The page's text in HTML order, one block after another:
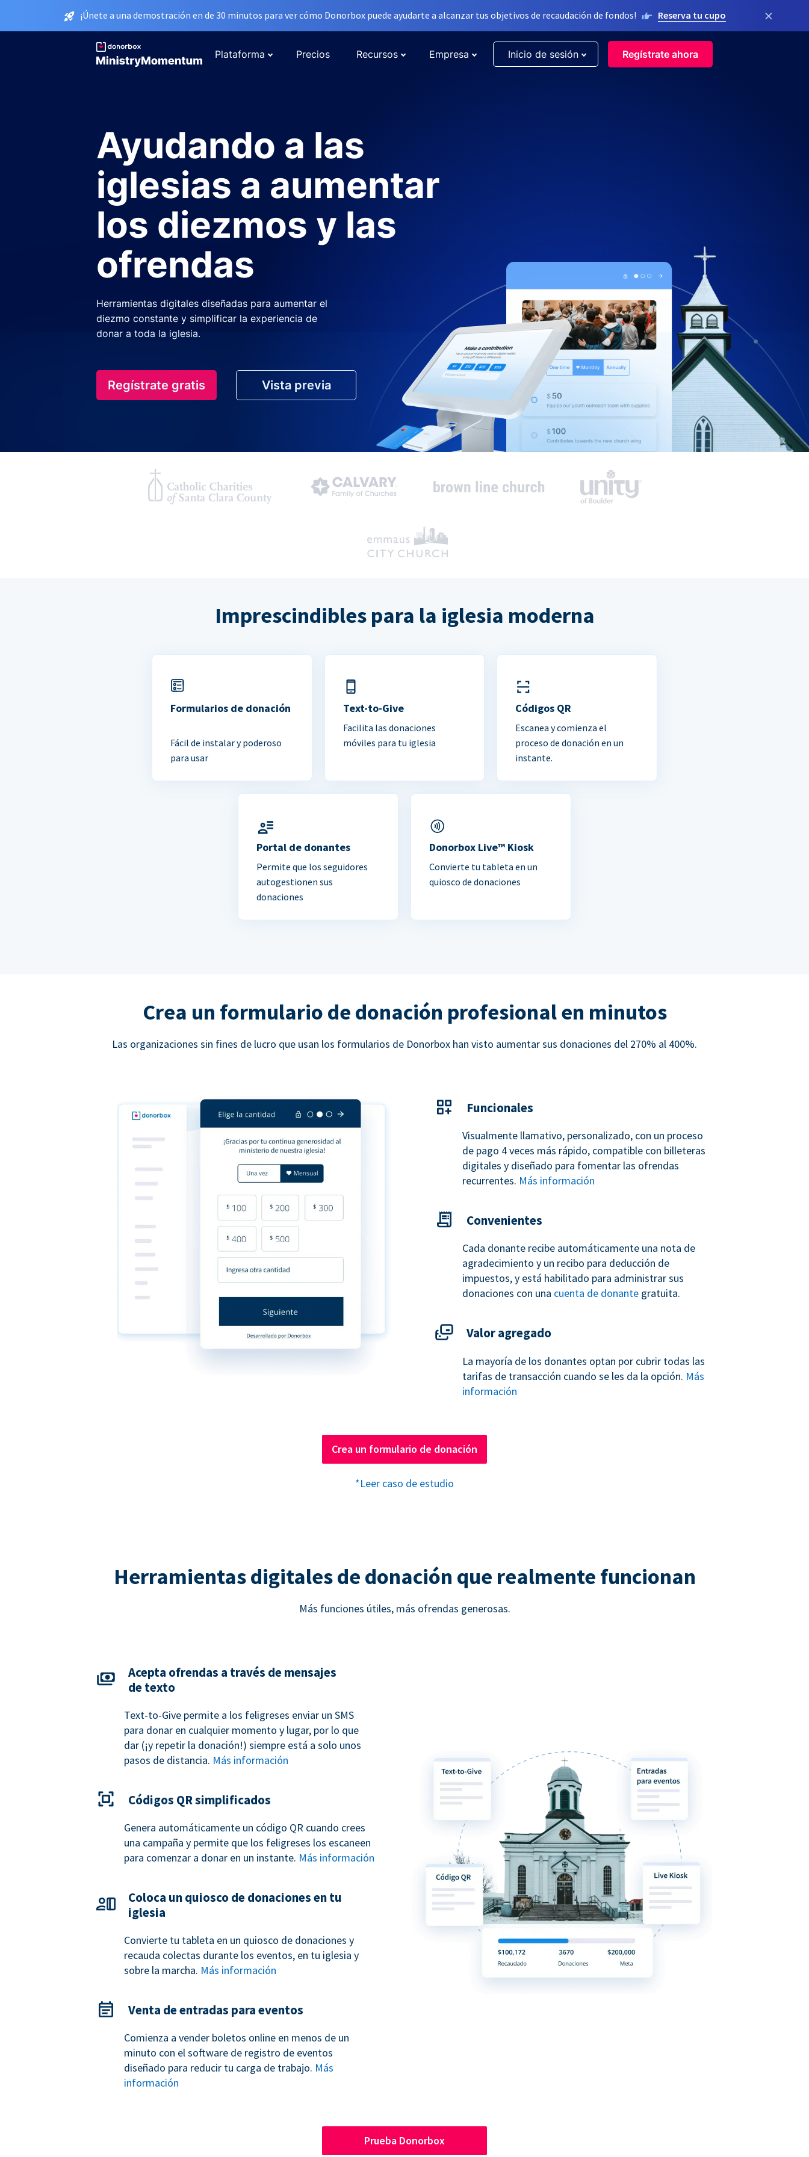
¡Únete a una demostración en de 30 minutos para ver cómo Donorbox puede ayudarte a alcanzar tus objetivos de recaudación de fondos! Reserva tu cupo ×
Plataforma Precios Recursos Empresa Inicio de sesión Regístrate ahora
Ayudando a las
iglesias a aumentar
los diezmos y las
ofrendas
Herramientas digitales diseñadas para aumentar el
diezmo constante y simplificar la experiencia de
donar a toda la iglesia.
Regístrate gratis Vista previa
Imprescindibles para la iglesia moderna
Formularios de donación
Fácil de instalar y poderoso
para usar
Text-to-Give
Facilita las donaciones
móviles para tu iglesia
Códigos QR
Escanea y comienza el
proceso de donación en un
instante.
Portal de donantes
Permite que los seguidores
autogestionen sus
donaciones
Donorbox Live™ Kiosk
Convierte tu tableta en un
quiosco de donaciones
Crea un formulario de donación profesional en minutos
Las organizaciones sin fines de lucro que usan los formularios de Donorbox han visto aumentar sus donaciones del 270% al 400%.
Funcionales
Visualmente llamativo, personalizado, con un proceso
de pago 4 veces más rápido, compatible con billeteras
digitales y diseñado para fomentar las ofrendas
recurrentes. Más información
Convenientes
Cada donante recibe automáticamente una nota de
agradecimiento y un recibo para deducción de
impuestos, y está habilitado para administrar sus
donaciones con una cuenta de donante gratuita.
Valor agregado
La mayoría de los donantes optan por cubrir todas las
tarifas de transacción cuando se les da la opción. Más
información
Crea un formulario de donación
*Leer caso de estudio
Herramientas digitales de donación que realmente funcionan
Más funciones útiles, más ofrendas generosas.
Acepta ofrendas a través de mensajes
de texto
Text-to-Give permite a los feligreses enviar un SMS
para donar en cualquier momento y lugar, por lo que
dar (¡y repetir la donación!) siempre está a solo unos
pasos de distancia. Más información
Códigos QR simplificados
Genera automáticamente un código QR cuando crees
una campaña y permite que los feligreses los escaneen
para comenzar a donar en un instante. Más información
Coloca un quiosco de donaciones en tu
iglesia
Convierte tu tableta en un quiosco de donaciones y
recauda colectas durante los eventos, en tu iglesia y
sobre la marcha. Más información
Venta de entradas para eventos
Comienza a vender boletos online en menos de un
minuto con el software de registro de eventos
diseñado para reducir tu carga de trabajo. Más
información
Prueba Donorbox